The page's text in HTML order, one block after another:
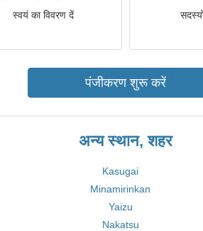
स्वयं का विवरण दें
पंजीकरण शुरू करें
अन्य स्थान, शहर
Kasugai
Minamirinkan
Yaizu
Nakatsu